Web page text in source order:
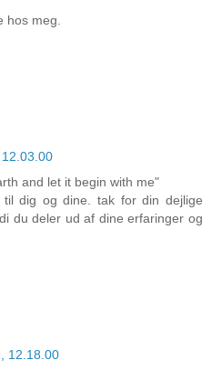
hos meg.
and let it begin with me"
dig og dine. tak for din dejlige
du deler ud af dine erfaringer og
12.18.00